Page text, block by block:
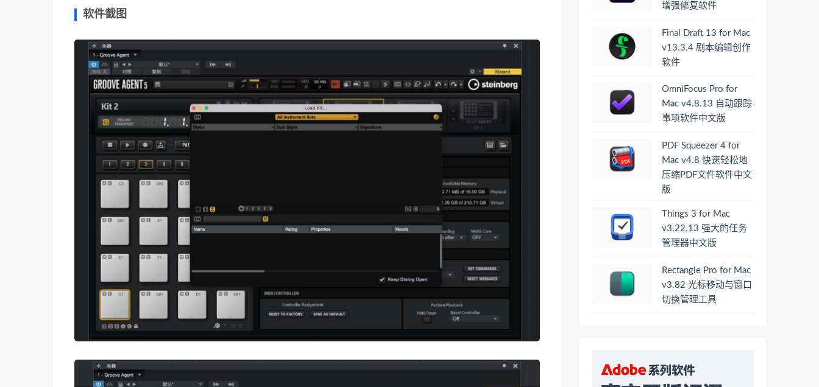
软件截图
增强修复软件
Final Draft 13 for Mac
v13.3.4 剧本编辑创作
软件
OmniFocus Pro for
Mac v4.8.13 自动跟踪
事项软件中文版
PDF Squeezer 4 for
Mac v4.8 快速轻松地
压缩PDF文件软件中文
版
Things 3 for Mac
v3.22.13 强大的任务
管理器中文版
Rectangle Pro for Mac
v3.82 光标移动与窗口
切换管理工具